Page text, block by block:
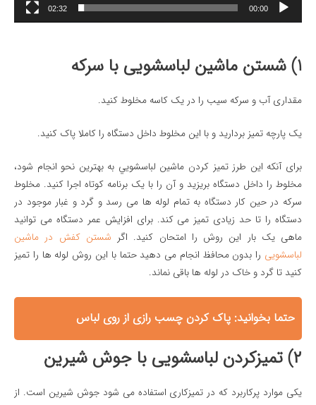
00:00
02:32
1) شستن ماشین لباسشویی با سرکه
مقداری آب و سرکه سیب را در یک کاسه مخلوط کنید.
یک پارچه تمیز بردارید و با این مخلوط داخل دستگاه را کاملا پاک کنید.
برای آنکه این طرز تميز كردن ماشين لباسشويي به بهترین نحو انجام شود،
مخلوط را داخل دستگاه بریزید و آن را با یک برنامه کوتاه اجرا کنید. مخلوط
سرکه در حین کار دستگاه به تمام لوله ها می رسد و گرد و غبار موجود در
دستگاه را تا حد زیادی تمیز می کند. برای افزایش عمر دستگاه می توانید
ماهی یک بار این روش را امتحان کنید. اگر شستن کفش در ماشین
لباسشویی را بدون محافظ انجام می دهید حتما با این روش لوله ها را تمیز
کنید تا گرد و خاک در لوله ها باقی نماند.
حتما بخوانید: پاک کردن چسب رازی از روی لباس
۲) تمیزکردن لباسشویی با جوش شیرین
یکی موارد پرکاربرد که در تمیزکاری استفاده می شود جوش شیرین است. از